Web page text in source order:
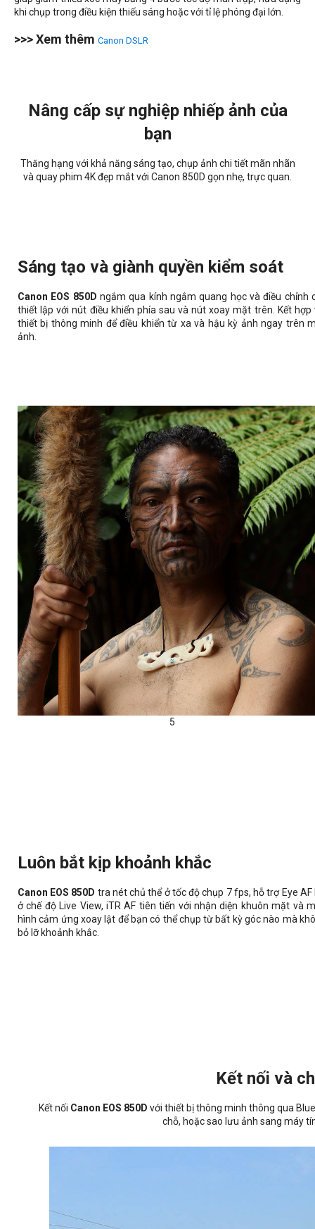
khi chụp trong điều kiện thiếu sáng hoặc với tỉ lệ phóng đại lớn.
>>> Xem thêm Canon DSLR
Nâng cấp sự nghiệp nhiếp ảnh của
bạn
Thăng hạng với khả năng sáng tạo, chụp ảnh chi tiết mãn nhãn
và quay phim 4K đẹp mắt với Canon 850D gọn nhẹ, trực quan.
Sáng tạo và giành quyền kiểm soát
Canon EOS 850D ngắm qua kính ngắm quang học và điều chỉnh
thiết lập với nút điều khiển phía sau và nút xoay mặt trên. Kết hợp
thiết bị thông minh để điều khiển từ xa và hậu kỳ ảnh ngay trên
ảnh.
5
Luôn bắt kịp khoảnh khắc
Canon EOS 850D tra nét chủ thể ở tốc độ chụp 7 fps, hỗ trợ Eye AF
ở chế độ Live View, iTR AF tiên tiến với nhận diện khuôn mặt và
hình cảm ứng xoay lật để bạn có thể chụp từ bất kỳ góc nào mà
bỏ lỡ khoảnh khắc.
Kết nối và
Kết nối Canon EOS 850D với thiết bị thông minh thông qua
chỗ, hoặc sao lưu ảnh sang máy